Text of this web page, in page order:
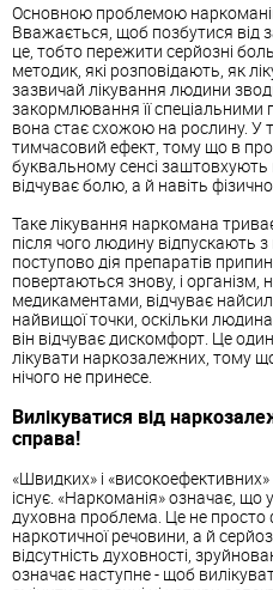
Основною проблемою
Вважається, щоб позбутися від
це, тобто пережити серйозні
методик, які розповідають, як
зазвичай лікування людини
закормлювання її спеціальними
вона стає схожою на рослину. У
тимчасовий ефект, тому що в
буквальному сенсі
відчуває болю, а й навіть
Таке лікування наркомана
після чого людину відпускають з
поступово дія препаратів
повертаються знову, і організм,
медикаментами, відчуває
найвищої точки, оскільки
він відчуває дискомфорт. Це
лікувати наркозалежних, тому
нічого не принесе.
Вилікуватися від
справа!
«Швидких» і
існує. «Наркоманія» означає, що
духовна проблема. Це не просто
наркотичної речовини, а й
відсутність духовності,
означає наступне - щоб